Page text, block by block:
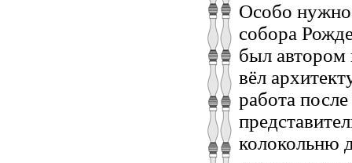
Особо нужно
собора
был автором
вёл
работа
колокольню